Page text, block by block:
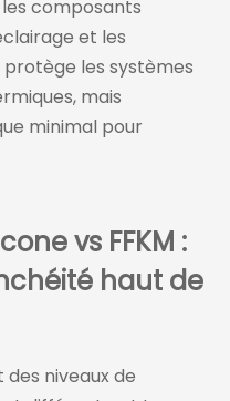
composants
et les
les systèmes
mais
minimal pour
vs FFKM :
haut de
des niveaux de